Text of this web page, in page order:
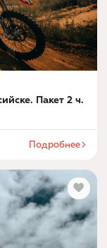
Пакет 2 ч.
Подробнее